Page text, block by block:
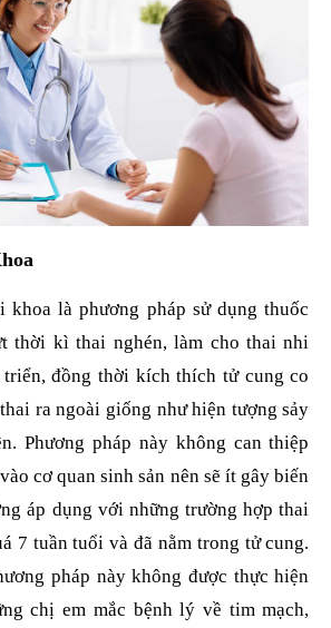
khoa là phương pháp sử dụng thuốc
thời kì thai nghén, làm cho thai nhi
triển, đồng thời kích thích tử cung co
ra ngoài giống như hiện tượng sảy
Phương pháp này không can thiệp
cơ quan sinh sản nên sẽ ít gây biến
áp dụng với những trường hợp thai
7 tuần tuổi và đã nằm trong tử cung.
pháp này không được thực hiện
chị em mắc bệnh lý về tim mạch,